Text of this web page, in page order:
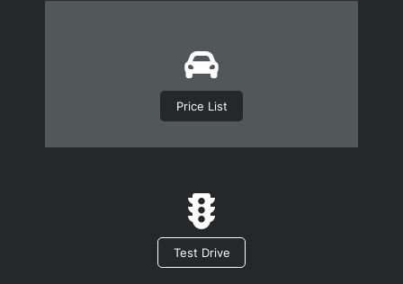
Icon
label
Price List
Icon
label
Test Drive